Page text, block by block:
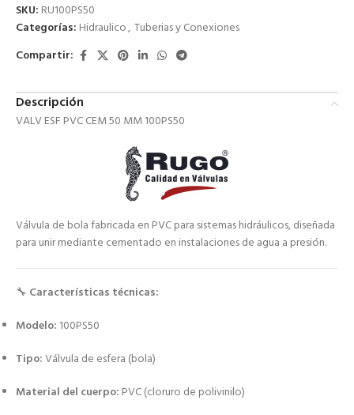
SKU: RU100PS50
Categorías: Hidraulico, Tuberias y Conexiones
Compartir:
Descripción
VALV ESF PVC CEM 50 MM 100PS50
Válvula de bola fabricada en PVC para sistemas hidráulicos, diseñada
para unir mediante cementado en instalaciones de agua a presión.
🔧 Características técnicas:
Modelo: 100PS50
Tipo:Válvula de esfera (bola)
Material del cuerpo: PVC (cloruro de polivinilo)